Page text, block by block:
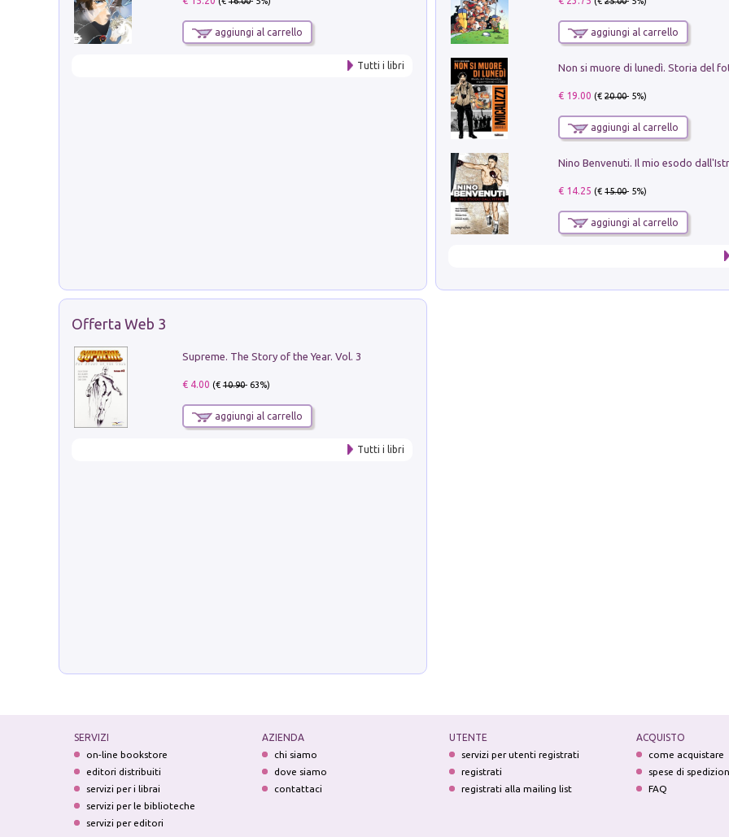
aggiungi al carrello
Tutti i libri
aggiungi al carrello
€ 19.00 (€20.00- 5%)
aggiungi al carrello
Nino Benvenuti. Il mio esodo
€ 14.25 (€15.00- 5%)
aggiungi al carrello
Offerta Web 3
Supreme. The Story of the Year. Vol. 3
€ 4.00 (€10.90- 63%)
aggiungi al carrello
Tutti i libri
SERVIZI
on-line bookstore
editori distribuiti
servizi per i librai
servizi per le biblioteche
servizi per editori
AZIENDA
chi siamo
dove siamo
contattaci
UTENTE
servizi per utenti registrati
registrati
registrati alla mailing list
ACQUISTO
come acquistare
spese di
FAQ